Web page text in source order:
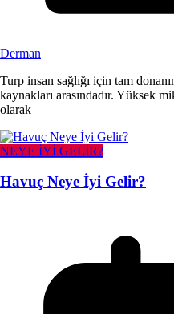
Derman
Turp insan sağlığı için tam
kaynakları arasındadır. Yüksek
olarak
NEYE İYİ GELİR?
Havuç Neye İyi Gelir?